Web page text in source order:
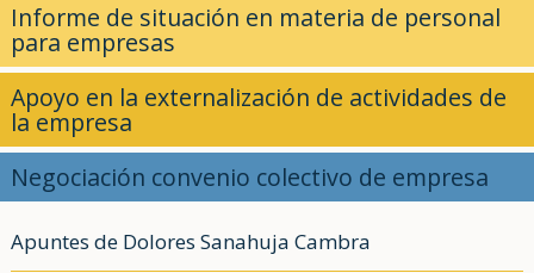
Informe de situación en materia de personal
para empresas
Apoyo en la externalización de actividades de
la empresa
Negociación convenio colectivo de empresa
Apuntes de Dolores Sanahuja Cambra